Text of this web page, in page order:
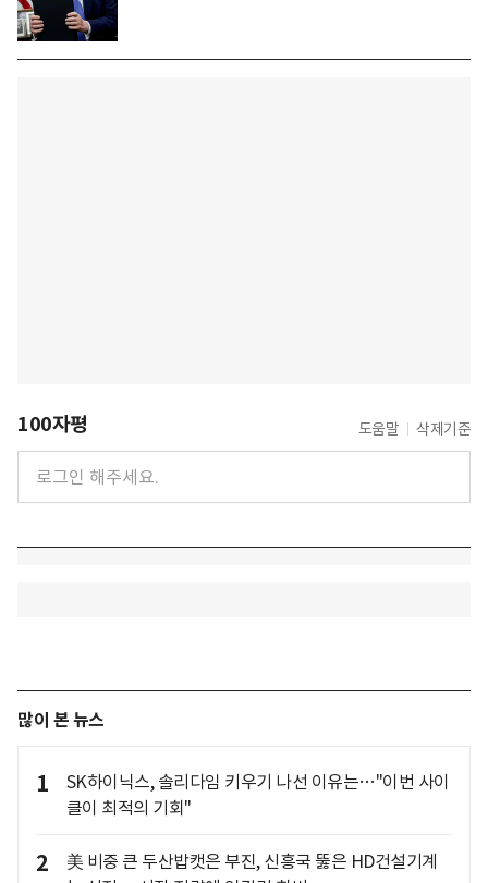
100자평 도움말 삭제기준
많이 본 뉴스
1
SK하이닉스, 솔리다임 키우기 나선 이유는…"이번 사이
클이 최적의 기회"
2
美 비중 큰 두산밥캣은 부진, 신흥국 뚫은 HD건설기계